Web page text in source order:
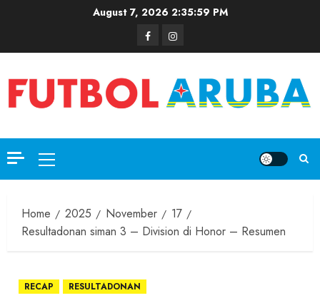
August 7, 2026 2:36:00 PM
Home 2025 November
17
Resultadonan siman 3 – Division di Honor – Resumen
RECAP RESULTADONAN